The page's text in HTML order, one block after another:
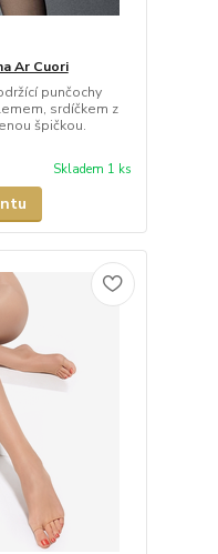
Ar Cuori
punčochy
srdíčkem z
špičkou.
Skladem 1 ks